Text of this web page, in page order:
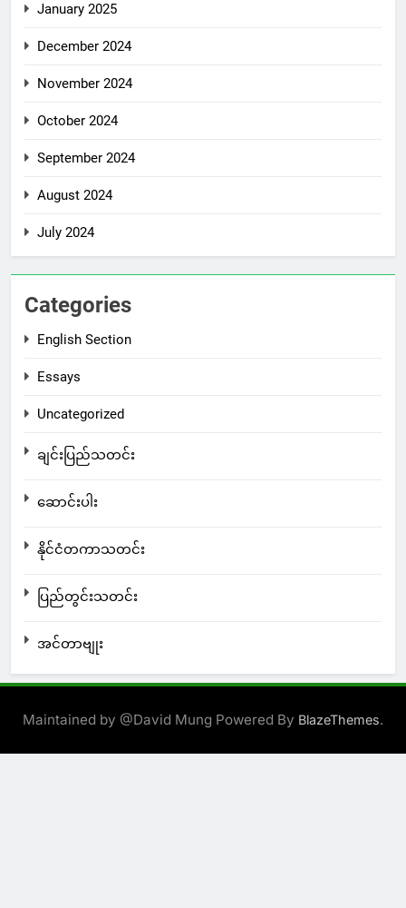
January 2025
December 2024
November 2024
October 2024
September 2024
August 2024
July 2024
Categories
English Section
Essays
Uncategorized
ချင်းပြည်သတင်း
ဆောင်းပါး
နိုင်ငံတကာသတင်း
ပြည်တွင်းသတင်း
အင်တာဗျုး
Maintained by @David Mung Powered By BlazeThemes.